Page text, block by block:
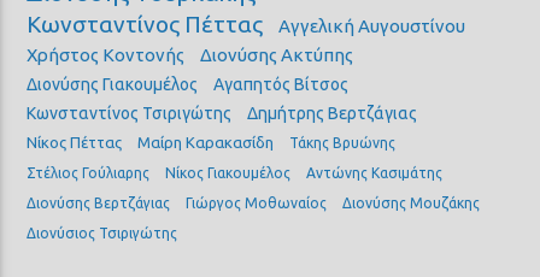
Κωνσταντίνος Πέττας
Αγγελική Αυγουστίνου
Χρήστος Κοντονής
Διονύσης Ακτύπης
Διονύσης Γιακουμέλος
Αγαπητός Βίτσος
Κωνσταντίνος Τσιριγώτης
Δημήτρης Βερτζάγιας
Νίκος Πέττας Μαίρη Καρακασίδη
Τάκης Βρυώνης
Στέλιος Γούλιαρης
Νίκος Γιακουμέλος
Αντώνης Κασιμάτης
Διονύσης Βερτζάγιας
Γιώργος Μοθωναίος
Διονύσης Μουζάκης
Διονύσιος Τσιριγώτης